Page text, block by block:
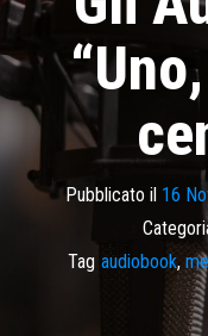
Pubblicato il 16
Tag audiobook,